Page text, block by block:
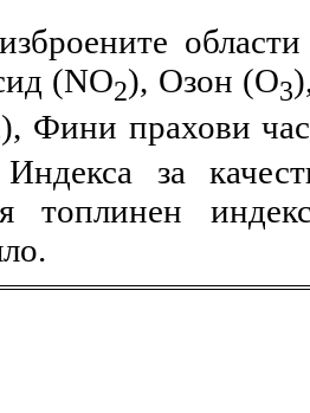
(NO2), Озон (O3
), Фини прахови
Индекса за
топлинен